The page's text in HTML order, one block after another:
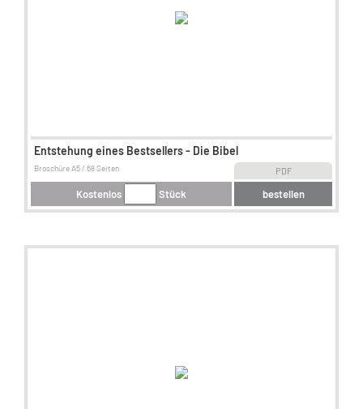
Entstehung eines Bestsellers - Die Bibel
PDF
Broschüre A5 / 68 Seiten
Kostenlos Stück bestellen